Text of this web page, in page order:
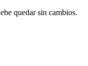
quedar sin cambios.